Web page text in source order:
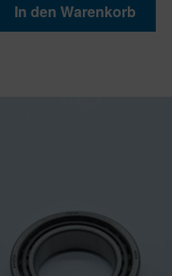
In den Warenkorb